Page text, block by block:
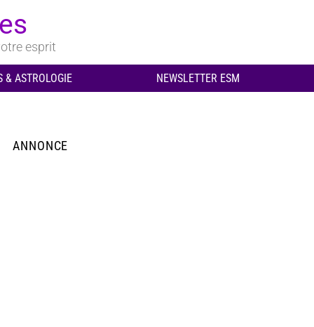
esprit
& ASTROLOGIE NEWSLETTER ESM
ANNONCE